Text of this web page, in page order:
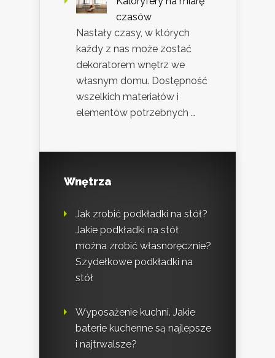
czasów
Nastały czasy, w których
każdy z nas może zostać
dekoratorem wnętrz we
własnym domu. Dostępność
wszelkich materiałów i
elementów potrzebnych …
Wnętrza
Jak zrobić podkładki na stół?
Jakie podkładki na stół
można zrobić własnoręcznie?
Szydełkowe podkładki na
stół
Wyposażenie kuchni. Jakie
baterie kuchenne są najlepsze
i najtrwalsze?